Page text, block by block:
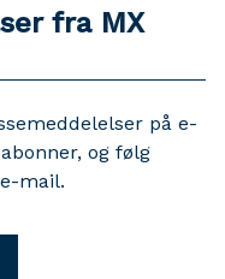
fra MX
på e-
og følg
mail.